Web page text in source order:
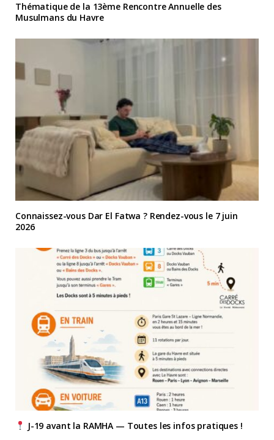
Thématique de la 13ème Rencontre Annuelle des
Musulmans du Havre
Connaissez-vous Dar El Fatwa ? Rendez-vous le 7 juin
2026
J-19 avant la RAMHA — Toutes les infos pratiques !